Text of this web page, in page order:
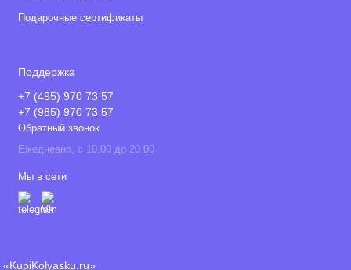
Подарочные сертификаты
Поддержка
+7 (495) 970 73 57
+7 (985) 970 73 57
Обратный звонок
Ежедневно, с 10.00 до 20.00
Мы в сети
«KupiKolyasku.ru»